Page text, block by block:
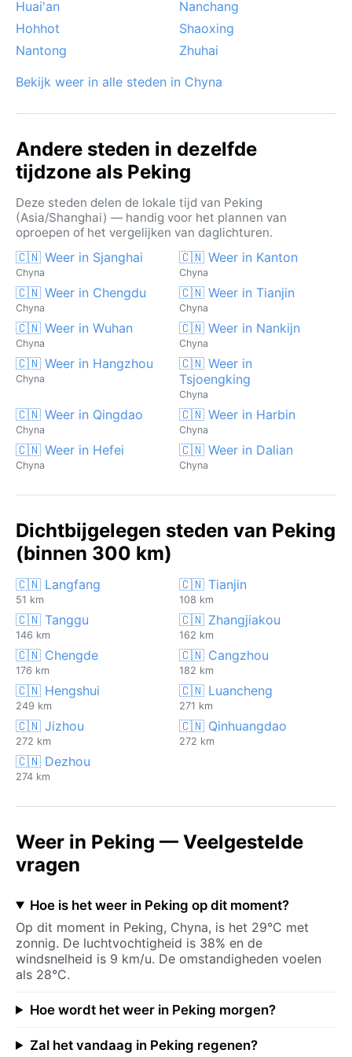
Huai'an
Nanchang
Hohhot
Shaoxing
Nantong
Zhuhai
Bekijk weer in alle steden in Chyna
Andere steden in dezelfde
tijdzone als Peking
Deze steden delen de lokale tijd van Peking
(Asia/Shanghai) — handig voor het plannen van
oproepen of het vergelijken van daglichturen.
🇨🇳 Weer in Sjanghai
Chyna
🇨🇳 Weer in Kanton
Chyna
🇨🇳 Weer in Chengdu
Chyna
🇨🇳 Weer in Tianjin
Chyna
🇨🇳 Weer in Wuhan
Chyna
🇨🇳 Weer in Nankijn
Chyna
🇨🇳 Weer in Hangzhou
Chyna
🇨🇳 Weer in
Tsjoengking
Chyna
🇨🇳 Weer in Qingdao
Chyna
🇨🇳 Weer in Harbin
Chyna
🇨🇳 Weer in Hefei
Chyna
🇨🇳 Weer in Dalian
Chyna
Dichtbijgelegen steden van Peking
(binnen 300 km)
🇨🇳 Langfang
51 km
🇨🇳 Tianjin
108 km
🇨🇳 Tanggu
146 km
🇨🇳 Zhangjiakou
162 km
🇨🇳 Chengde
176 km
🇨🇳 Cangzhou
182 km
🇨🇳 Hengshui
249 km
🇨🇳 Luancheng
271 km
🇨🇳 Jizhou
272 km
🇨🇳 Qinhuangdao
272 km
🇨🇳 Dezhou
274 km
Weer in Peking — Veelgestelde
vragen
Hoe is het weer in Peking op dit moment?
Op dit moment in Peking, Chyna, is het 29°C met
zonnig. De luchtvochtigheid is 38% en de
windsnelheid is 9 km/u. De omstandigheden voelen
als 28°C.
Hoe wordt het weer in Peking morgen?
Zal het vandaag in Peking regenen?